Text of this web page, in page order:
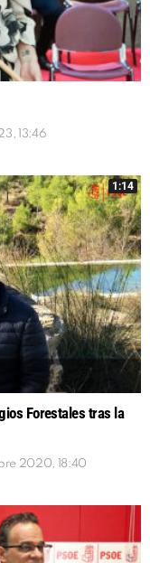
13:46
1:14
Forestales tras la
2020, 18:40